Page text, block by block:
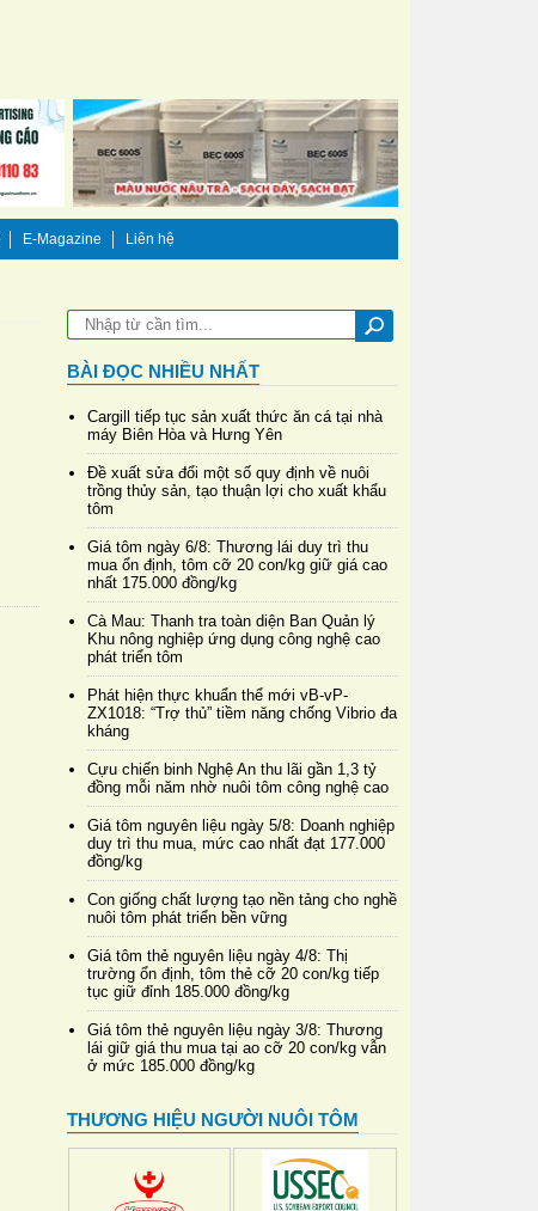
E-Magazine Liên hệ
BÀI ĐỌC NHIỀU NHẤT
Cargill tiếp tục sản xuất thức ăn cá tại nhà
máy Biên Hòa và Hưng Yên
Đề xuất sửa đổi một số quy định về nuôi
trồng thủy sản, tạo thuận lợi cho xuất khẩu
tôm
Giá tôm ngày 6/8: Thương lái duy trì thu
mua ổn định, tôm cỡ 20 con/kg giữ giá cao
nhất 175.000 đồng/kg
Cà Mau: Thanh tra toàn diện Ban Quản lý
Khu nông nghiệp ứng dụng công nghệ cao
phát triển tôm
Phát hiện thực khuẩn thể mới vB-vP-
ZX1018: “Trợ thủ” tiềm năng chống Vibrio đa
kháng
Cựu chiến binh Nghệ An thu lãi gần 1,3 tỷ
đồng mỗi năm nhờ nuôi tôm công nghệ cao
Giá tôm nguyên liệu ngày 5/8: Doanh nghiệp
duy trì thu mua, mức cao nhất đạt 177.000
đồng/kg
Con giống chất lượng tạo nền tảng cho nghề
nuôi tôm phát triển bền vững
Giá tôm thẻ nguyên liệu ngày 4/8: Thị
trường ổn định, tôm thẻ cỡ 20 con/kg tiếp
tục giữ đỉnh 185.000 đồng/kg
Giá tôm thẻ nguyên liệu ngày 3/8: Thương
lái giữ giá thu mua tại ao cỡ 20 con/kg vẫn
ở mức 185.000 đồng/kg
THƯƠNG HIỆU NGƯỜI NUÔI TÔM